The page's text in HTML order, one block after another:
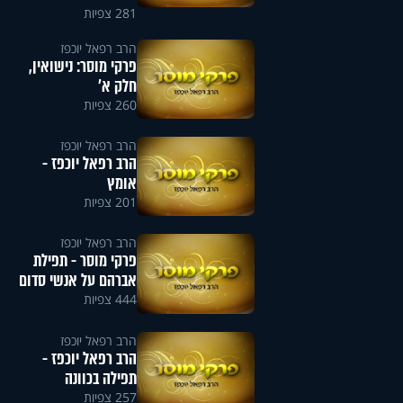
281 צפיות
הרב רפאל יוכפז
פרקי מוסר: נישואין,
חלק א’
260 צפיות
הרב רפאל יוכפז
הרב רפאל יוכפז -
אומץ
201 צפיות
הרב רפאל יוכפז
פרקי מוסר - תפילת
אברהם על אנשי סדום
444 צפיות
הרב רפאל יוכפז
הרב רפאל יוכפז -
תפילה בכוונה
257 צפיות